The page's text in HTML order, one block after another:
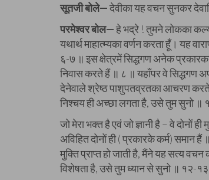
सूतजी बोले—देवीका यह वचन सुनकर
परमेश्वर बोल—हे भद्रे ! तुमने लोकका
यथार्थ माहात्म्यका वर्णन करता हूँ। यह
६-७ ॥ इस क्षेत्रमें सिद्धगण अनेक प्रकारका
निवास करते हैं ॥ ८ ॥ यहाँपर वे सिद्धगण
देनेवाले श्रेष्ठ पाशुपतव्रतका आचरण
निश्चय ही अच्छा लगता है, उसे तुम सुनो ॥
जो मेरा भक्त है एवं जो ज्ञानी है – वे दोनों
अविहित दोनों ही ( प्रकारके कर्म) समान
मुक्ति प्राप्त हो जाती है, मैंने यह सत्य
विशेषता है, उसे तुम ध्यान से सुनो ॥ १२-